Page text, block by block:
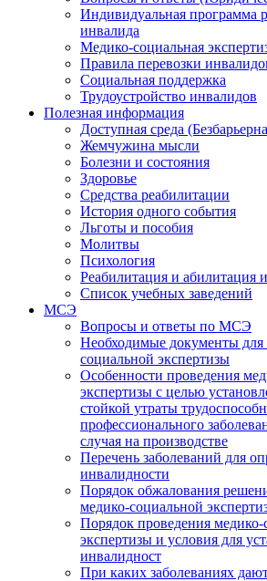
Индивидуальная программа
инвалида
Медико-социальная
Правила перевозки
Социальная поддержка
Трудоустройство инвалидов
Полезная информация
Доступная среда
Жемчужина мысли
Болезни и состояния
Здоровье
Средства реабилитации
История одного события
Льготы и пособия
Молитвы
Психология
Реабилитация и абилитация
Список учебных заведений
МСЭ
Вопросы и ответы по МСЭ
Необходимые документы для
социальной экспертизы
Особенности проведения
экспертизы с целью
стойкой утраты
профессионального
случая на производстве
Перечень заболеваний для
инвалидности
Порядок обжалования
медико-социальной
Порядок проведения медико-
экспертизы и условия для
инвалидност
При каких заболеваниях